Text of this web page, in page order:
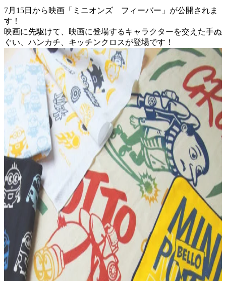
7月15日から映画「ミニオンズ フィーバー」が公開されま
す！
映画に先駆けて、映画に登場するキャラクターを交えた手ぬ
ぐい、ハンカチ、キッチンクロスが登場です！